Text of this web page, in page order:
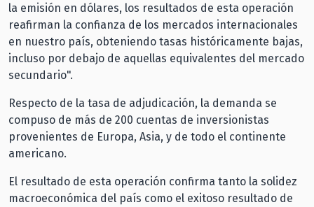
la emisión en dólares, los resultados de esta operación
reafirman la confianza de los mercados internacionales
en nuestro país, obteniendo tasas históricamente bajas,
incluso por debajo de aquellas equivalentes del mercado
secundario".
Respecto de la tasa de adjudicación, la demanda se
compuso de más de 200 cuentas de inversionistas
provenientes de Europa, Asia, y de todo el continente
americano.
El resultado de esta operación confirma tanto la solidez
macroeconómica del país como el exitoso resultado de